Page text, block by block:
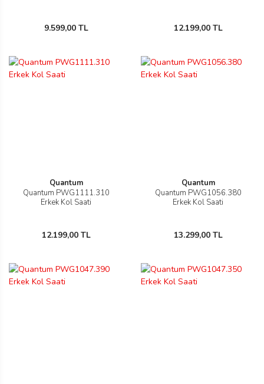
9.599,00 TL 12.199,00 TL
Quantum
Quantum PWG1111.310
Erkek Kol Saati
12.199,00 TL
Quantum
Quantum PWG1056.380
Erkek Kol Saati
13.299,00 TL